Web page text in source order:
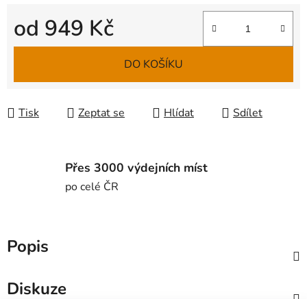
od 949 Kč
Měrná cena:
DO KOŠÍKU
Tisk Zeptat se Hlídat Sdílet
Přes 3000 výdejních míst
po celé ČR
Popis
Diskuze